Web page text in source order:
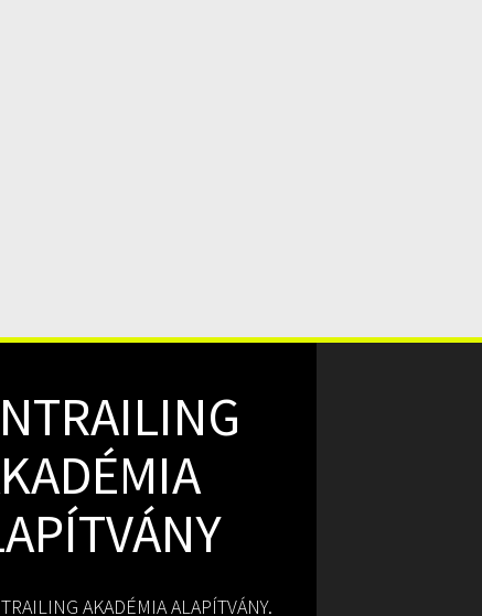
AKADÉMIA ALAPÍTVÁNY.